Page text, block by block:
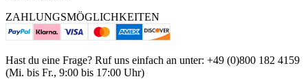
ZAHLUNGSMÖGLICHKEITEN
Hast du eine Frage? Ruf uns einfach an unter: +49 (0)800 182 4159
(Mi. bis Fr., 9:00 bis 17:00 Uhr)